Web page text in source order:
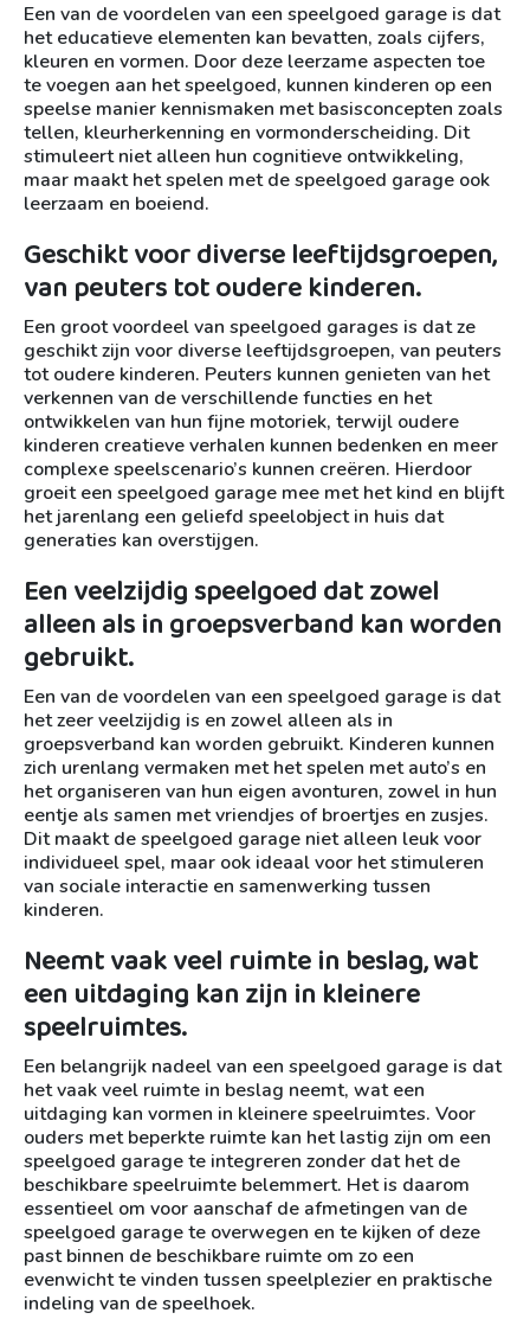
Een van de voordelen van een speelgoed garage is dat
het educatieve elementen kan bevatten, zoals cijfers,
kleuren en vormen. Door deze leerzame aspecten toe
te voegen aan het speelgoed, kunnen kinderen op een
speelse manier kennismaken met basisconcepten zoals
tellen, kleurherkenning en vormonderscheiding. Dit
stimuleert niet alleen hun cognitieve ontwikkeling,
maar maakt het spelen met de speelgoed garage ook
leerzaam en boeiend.
Geschikt voor diverse leeftijdsgroepen,
van peuters tot oudere kinderen.
Een groot voordeel van speelgoed garages is dat ze
geschikt zijn voor diverse leeftijdsgroepen, van peuters
tot oudere kinderen. Peuters kunnen genieten van het
verkennen van de verschillende functies en het
ontwikkelen van hun fijne motoriek, terwijl oudere
kinderen creatieve verhalen kunnen bedenken en meer
complexe speelscenario’s kunnen creëren. Hierdoor
groeit een speelgoed garage mee met het kind en blijft
het jarenlang een geliefd speelobject in huis dat
generaties kan overstijgen.
Een veelzijdig speelgoed dat zowel
alleen als in groepsverband kan worden
gebruikt.
Een van de voordelen van een speelgoed garage is dat
het zeer veelzijdig is en zowel alleen als in
groepsverband kan worden gebruikt. Kinderen kunnen
zich urenlang vermaken met het spelen met auto’s en
het organiseren van hun eigen avonturen, zowel in hun
eentje als samen met vriendjes of broertjes en zusjes.
Dit maakt de speelgoed garage niet alleen leuk voor
individueel spel, maar ook ideaal voor het stimuleren
van sociale interactie en samenwerking tussen
kinderen.
Neemt vaak veel ruimte in beslag, wat
een uitdaging kan zijn in kleinere
speelruimtes.
Een belangrijk nadeel van een speelgoed garage is dat
het vaak veel ruimte in beslag neemt, wat een
uitdaging kan vormen in kleinere speelruimtes. Voor
ouders met beperkte ruimte kan het lastig zijn om een
speelgoed garage te integreren zonder dat het de
beschikbare speelruimte belemmert. Het is daarom
essentieel om voor aanschaf de afmetingen van de
speelgoed garage te overwegen en te kijken of deze
past binnen de beschikbare ruimte om zo een
evenwicht te vinden tussen speelplezier en praktische
indeling van de speelhoek.